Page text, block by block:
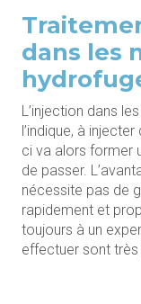
dans les
L’injection dans
l’indique, à
ci va alors former
de passer.
nécessite pas de
rapidement et
toujours à un
effectuer sont très